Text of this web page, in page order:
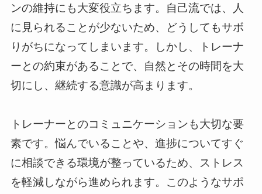
ンの維持にも大変役立ちます。自己流では、人
に見られることが少ないため、どうしてもサボ
りがちになってしまいます。しかし、トレーナ
ーとの約束があることで、自然とその時間を大
切にし、継続する意識が高まります。
トレーナーとのコミュニケーションも大切な要
素です。悩んでいることや、進捗についてすぐ
に相談できる環境が整っているため、ストレス
を軽減しながら進められます。このようなサポ